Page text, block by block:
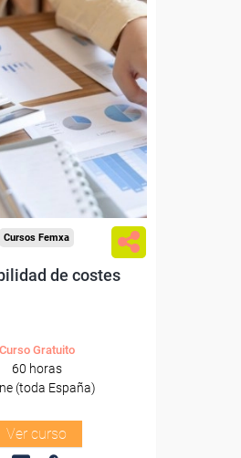
100%
subvencionada.
y autónomos.
Sector
Cursos Femxa
de costes
Curso Gratuito
60 horas
(toda España)
Ver curso